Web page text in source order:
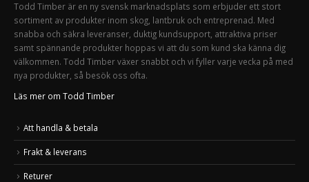
Todd Timber är en ny svensk marknadsplats som erbjuder ett stort
sortiment av produkter inom skog, lantbruk och entreprenad. Med
snabba och säkra leveranser, duktig kundsupport, attraktiva priser
samt spännande produkter hoppas vi att du som kund ska känna dig
välkommen. Todd Timber växer snabbt och vi fyller varje vecka på med
nya produkter, så besök oss ofta.
Läs mer om Todd Timber
Att handla & betala
Frakt & leverans
Returer